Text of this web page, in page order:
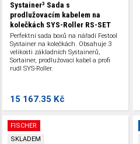
Systainer³ Sada s
prodlužovacím kabelem na
kolečkách SYS-Roller RS-SET
Perfektní sada boxů na nářadí Festool
Systainer na kolečkách. Obsahuje 3
velikosti základních Systainerů,
Sortainer, prodlužovací kabel a profi
rudl SYS-Roller.
15 167.35 Kč
FISCHER
SKLADEM